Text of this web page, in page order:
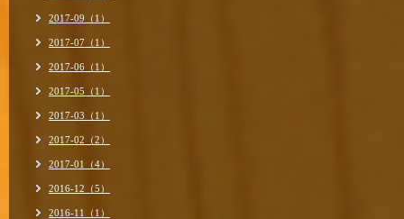
2017-09（1）
2017-07（1）
2017-06（1）
2017-05（1）
2017-03（1）
2017-02（2）
2017-01（4）
2016-12（5）
2016-11（1）